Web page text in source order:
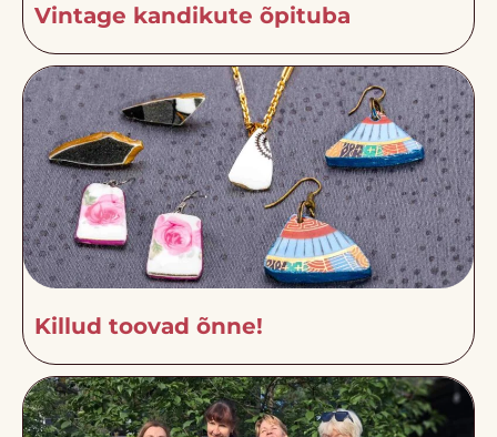
Vintage kandikute õpituba
Killud toovad õnne!